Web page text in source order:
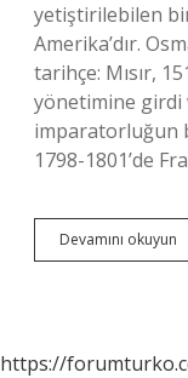
yetiştirilebilen
Amerika’dır.
tarihçe: Mısır,
yönetimine girdi
imparatorluğun
1798-1801’de
Devamını okuyun
https://